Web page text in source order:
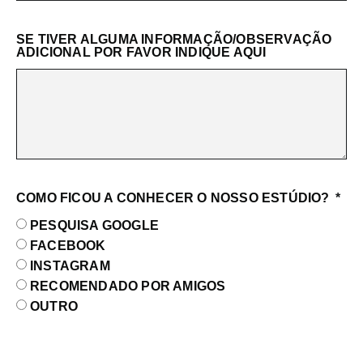
SE TIVER ALGUMA INFORMAÇÃO/OBSERVAÇÃO
ADICIONAL POR FAVOR INDIQUE AQUI
COMO FICOU A CONHECER O NOSSO ESTÚDIO?
PESQUISA GOOGLE
FACEBOOK
INSTAGRAM
RECOMENDADO POR AMIGOS
OUTRO